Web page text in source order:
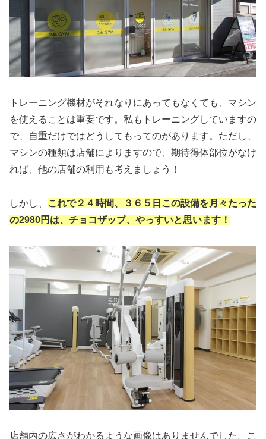
トレーニング機材がそれなりにあってもなくても、マシン
を使えることは重要です。私もトレーニングしていますの
で、自重だけではどうしてもってのがあります。ただし、
マシンの種類は店舗によりますので、期待得体部位がなけ
れば、他の店舗の利用も考えましょう！
しかし、
これで２４時間、３６５日この設備を月々たった
の2980円は、チョコザップ、やっすいと思います！
店舗内の広さがわかるような画像はありませんでした。こ